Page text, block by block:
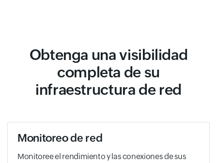
Obtenga una visibilidad
completa de su
infraestructura de red
Monitoreo de red
Monitoree el rendimiento y las conexiones de sus